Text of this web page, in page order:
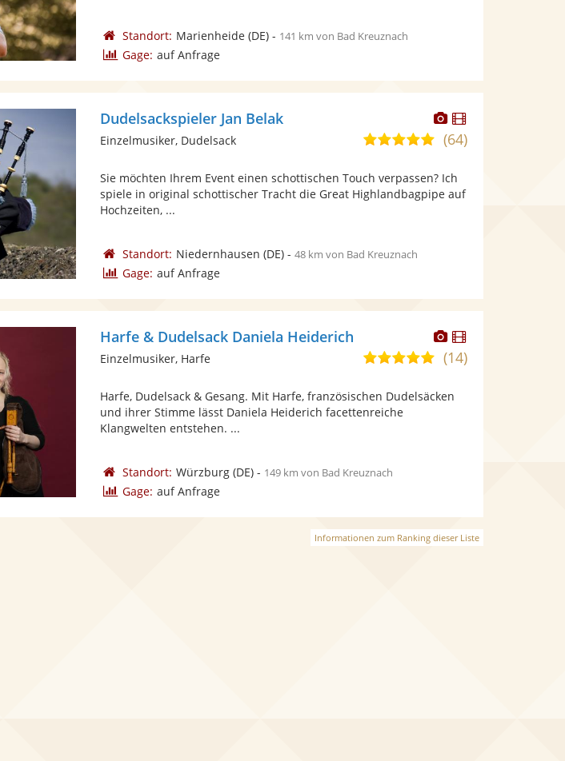
Standort: Marienheide(DE)- 141 km von Bad Kreuznach
Gage: auf Anfrage
Dieser
Künstler
stellt
Fotos
bereit.
Dieser
Künstler
bereit.
Dudelsackspieler Jan Belak
4,9
5
Sternen
(64)
Einzelmusiker, Dudelsack
Sie möchten Ihrem Event einen schottischen Touch verpassen? Ich
spiele in original schottischer Tracht die Great Highlandbagpipe auf
Hochzeiten, ...
Standort: Niedernhausen (DE)- 48 km von Bad Kreuznach
Gage: auf Anfrage
Dieser
Künstler
stellt
bereit.
Dieser
Künstler
Harfe & Dudelsack Daniela Heiderich
4,9
5
(14)
Einzelmusiker, Harfe
Harfe, Dudelsack & Gesang. Mit Harfe, französischen Dudelsäcken
und ihrer Stimme lässt Daniela Heiderich facettenreiche
Klangwelten entstehen. ...
Standort: Würzburg(DE)- 149 km von Bad Kreuznach
Gage: auf Anfrage
Informationen zum Ranking dieser Liste